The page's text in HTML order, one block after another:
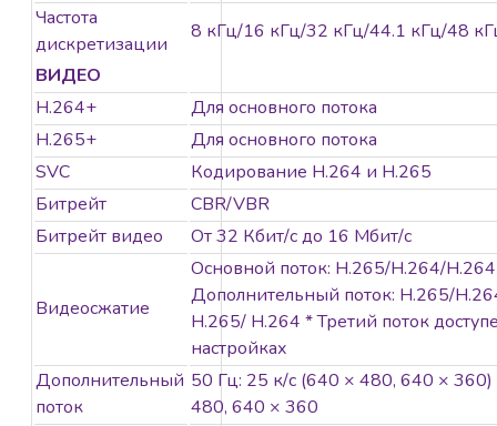
алгоритмов глубокого
обучения, благодаря
чему внешние и
конечные устройства
получают
отфильтрованный
тревожный сигнал.
Система фокусируется
на целях «Человек» /
«ТС», что значительно
эффективность
видеомониторинга.
Особенности
Частота
дискретизации
8 кГц/16 кГц/32 кГц/44.1 кГц/48
ВИДЕО
H.264+
Для основного потока
H.265+
Для основного потока
SVC
Кодирование H.264 и H.265
Битрейт
CBR/VBR
Битрейт видео
От 32 Кбит/с до 16 Мбит/с
Видеосжатие
Основной поток: H.265/H.264/
Дополнительный поток: H.265/
H.265/ H.264 * Третий поток
настройках
Дополнительный
поток
50 Гц: 25 к/с (640 × 480, 640 ×
480, 640 × 360